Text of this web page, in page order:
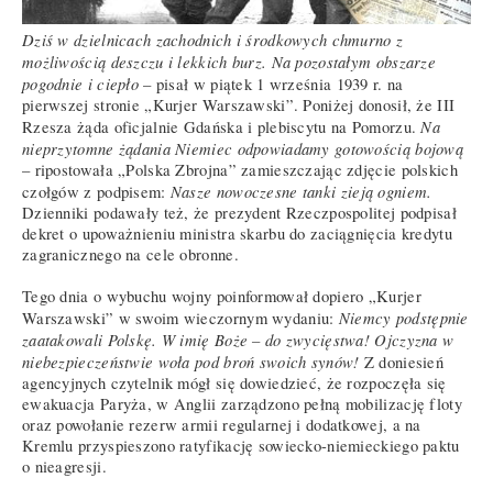
Dziś w dzielnicach zachodnich i środkowych chmurno z
możliwością deszczu i lekkich burz. Na pozostałym obszarze
pogodnie i ciepło – pisał w piątek 1 września 1939 r. na
pierwszej stronie „Kurjer Warszawski”. Poniżej donosił, że III
Rzesza żąda oficjalnie Gdańska i plebiscytu na Pomorzu. Na
nieprzytomne żądania Niemiec odpowiadamy gotowością bojową
– ripostowała „Polska Zbrojna” zamieszczając zdjęcie polskich
czołgów z podpisem: Nasze nowoczesne tanki zieją ogniem.
Dzienniki podawały też, że prezydent Rzeczpospolitej podpisał
dekret o upoważnieniu ministra skarbu do zaciągnięcia kredytu
zagranicznego na cele obronne.
Tego dnia o wybuchu wojny poinformował dopiero „Kurjer
Warszawski” w swoim wieczornym wydaniu: Niemcy podstępnie
zaatakowali Polskę. W imię Boże – do zwycięstwa! Ojczyzna w
niebezpieczeństwie woła pod broń swoich synów! Z doniesień
agencyjnych czytelnik mógł się dowiedzieć, że rozpoczęła się
ewakuacja Paryża, w Anglii zarządzono pełną mobilizację floty
oraz powołanie rezerw armii regularnej i dodatkowej, a na
Kremlu przyspieszono ratyfikację sowiecko-niemieckiego paktu
o nieagresji.